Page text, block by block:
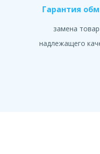
Гарантия
замена
надлежащего